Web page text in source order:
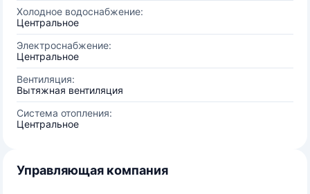
Холодное водоснабжение:
Центральное
Электроснабжение:
Центральное
Вентиляция:
Вытяжная вентиляция
Система отопления:
Центральное
Управляющая компания